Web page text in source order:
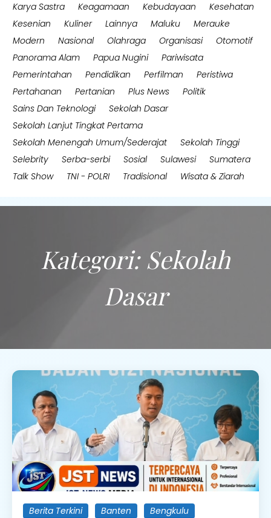
Karya Sastra
Keagamaan Kebudayaan
Kesehatan
Kesenian
Kuliner Lainnya Maluku
Merauke
Modern
Nasional Olahraga Organisasi
Otomotif
Panorama Alam
Papua Nugini
Pariwisata
Pemerintahan
Pendidikan Perfilman
Peristiwa
Pertahanan
Pertanian Plus News
Politik
Sains Dan Teknologi
Sekolah Dasar
Sekolah Lanjut Tingkat Pertama
Sekolah Menengah Umum/Sederajat
Sekolah Tinggi
Selebrity
Serba-serbi Sosial Sulawesi
Sumatera
Talk Show
TNI - POLRI Tradisional Wisata & Ziarah
Kategori: Sekolah
Dasar
Berita Terkini Banten
Bengkulu